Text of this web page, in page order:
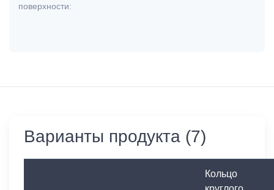
поверхности:
Варианты продукта (7)
Кольцо